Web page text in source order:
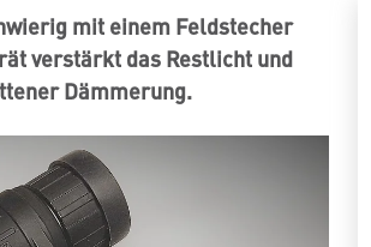
mit einem Feldstecher
verstärkt das Restlicht und
Dämmerung.